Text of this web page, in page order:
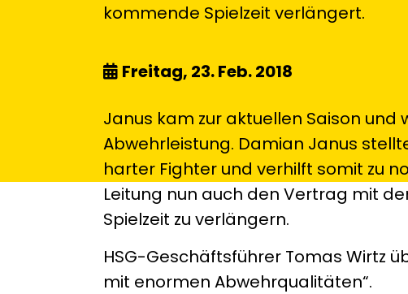
kommende Spielzeit verlängert.
Freitag, 23. Feb. 2018
Janus kam zur aktuellen Saison
Abwehrleistung. Damian Janus
harter Fighter und verhilft somit zu
Leitung nun auch den Vertrag mit
Spielzeit zu verlängern.
HSG-Geschäftsführer Tomas Wirtz
mit enormen Abwehrqualitäten“.